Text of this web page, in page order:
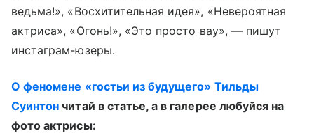
ведьма!», «Восхитительная идея», «Невероятная
актриса», «Огонь!», «Это просто вау», — пишут
инстаграм-юзеры.
О феномене «гостьи из будущего» Тильды
Суинтон читай в статье, а в галерее любуйся на
фото актрисы: